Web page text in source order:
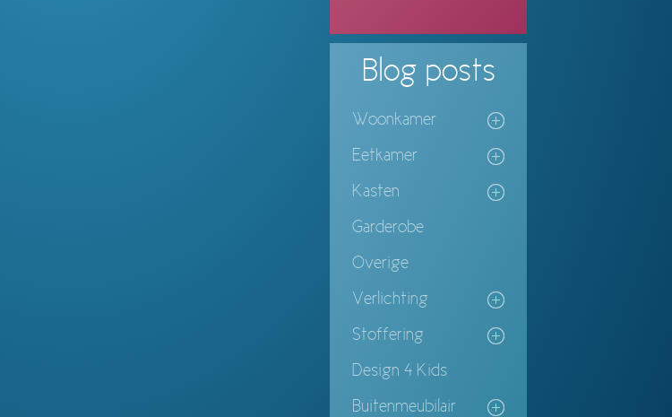
Blog posts
Woonkamer
Eetkamer
Kasten
Garderobe
Overige
Verlichting
Stoffering
Design 4 Kids
Buitenmeubilair